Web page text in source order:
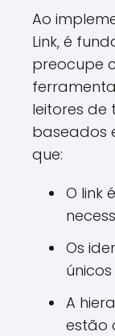
Ao
Link, é
preocupe
leitores de
baseados
que:
O link
Os
A
estão